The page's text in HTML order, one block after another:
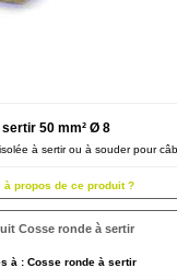
50 mm² Ø 8
à sertir ou à souder pour
à propos de ce produit ?
Cosse ronde à sertir
à : Cosse ronde à sertir